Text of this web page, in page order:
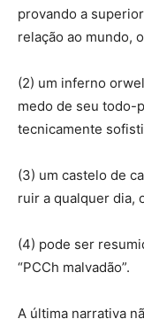
provando a
relação ao mundo,
(2) um inferno
medo de seu todo-
tecnicamente
(3) um castelo de
ruir a qualquer dia,
(4) pode ser
“PCCh malvadão”.
A última narrativa